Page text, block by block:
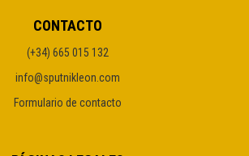
CONTACTO
(+34) 665 015 132
info@sputnikleon.com
Formulario de contacto